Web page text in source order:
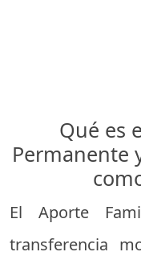
Qué es
Permanente
El Aporte
transferencia